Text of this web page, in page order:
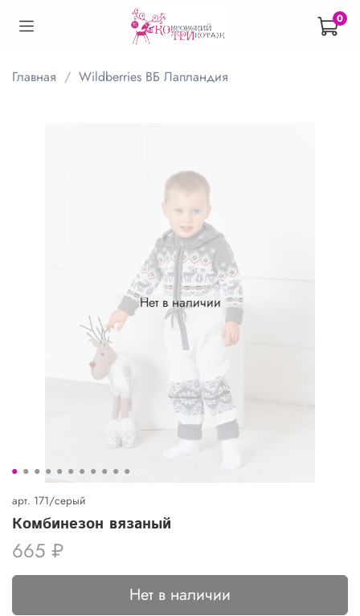
0
Главная Wildberries ВБ Лапландия
Нет в наличии
арт. 171/серый
Комбинезон вязаный
665 ₽
Нет в наличии